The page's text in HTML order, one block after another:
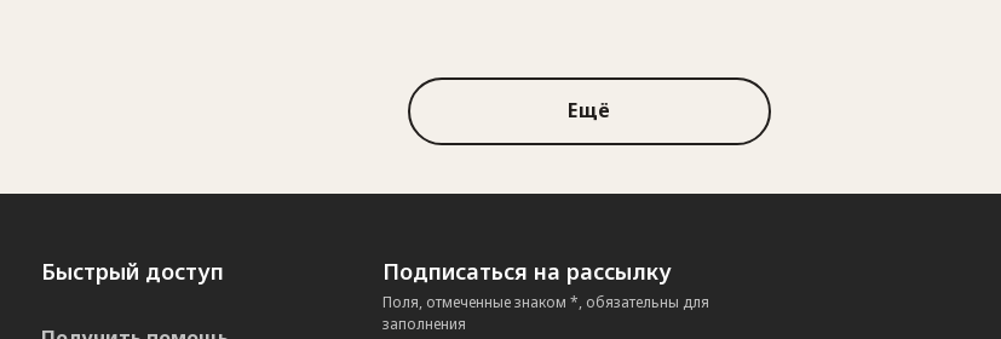
Ещё
Быстрый доступ Подписаться на рассылку
Поля, отмеченные знаком *, обязательны для
заполнения